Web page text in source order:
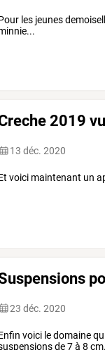
les jeunes
2019
13 déc. 2020
voici maintenant un
23 déc. 2020
voici le domaine
de 7 à 8